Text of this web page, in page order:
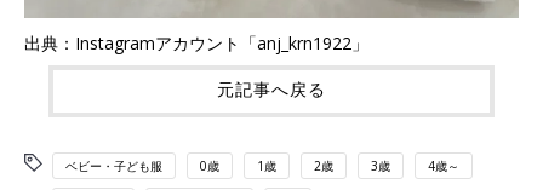
出典：Instagramアカウント「anj_krn1922」
元記事へ戻る
ベビー・子ども服 0歳 1歳 2歳 3歳 4歳～